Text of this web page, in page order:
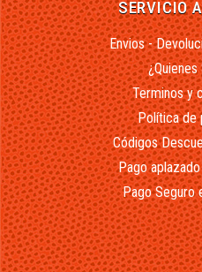
SERVICIO
Envios -
Terminos y
Política de
Códigos
Pago
Pago Seguro